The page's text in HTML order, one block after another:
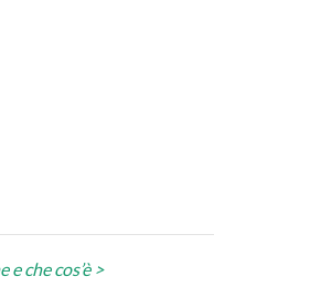
che cos’è >